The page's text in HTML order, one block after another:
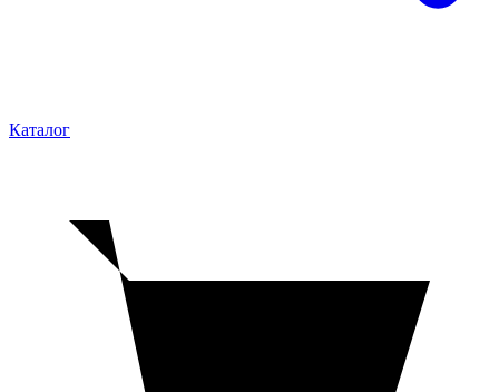
Каталог